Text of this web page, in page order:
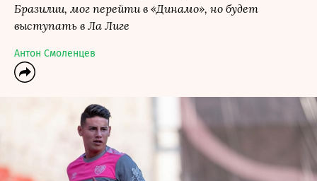
Бразилии, мог перейти в «Динамо», но будет
выступать в Ла Лиге
Антон Смоленцев